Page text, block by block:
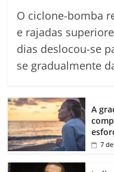
O ciclone-bomba
e rajadas
dias deslocou-se
se gradualmente
A
7